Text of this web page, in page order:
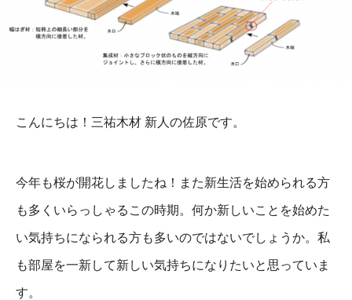
こんにちは！三祐木材 新人の佐原です。
今年も桜が開花しましたね！また新生活を始められる方
も多くいらっしゃるこの時期。何か新しいことを始めた
い気持ちになられる方も多いのではないでしょうか。私
も部屋を一新して新しい気持ちになりたいと思っていま
す。